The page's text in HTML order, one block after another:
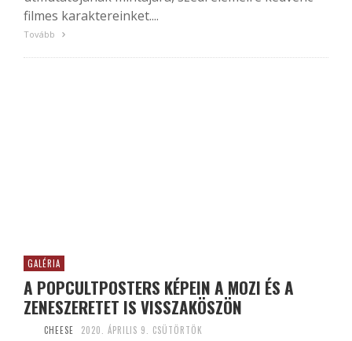
filmes karaktereinket....
Tovább
GALÉRIA
A POPCULTPOSTERS KÉPEIN A MOZI ÉS A
ZENESZERETET IS VISSZAKÖSZÖN
CHEESE 2020. ÁPRILIS 9. CSÜTÖRTÖK